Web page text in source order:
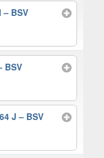
– BSV
BSV
J – BSV